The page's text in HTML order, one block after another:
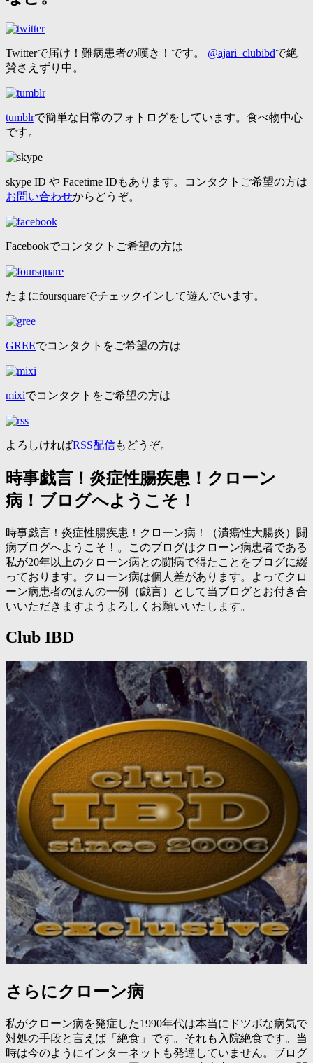
Twitterで届け！難病患者の嘆き！です。 @ajari_clubibdで絶
賛さえずり中。
tumblrで簡単な日常のフォトログをしています。食べ物中心
です。
skype ID や Facetime IDもあります。コンタクトご希望の方は
お問い合わせからどうぞ。
Facebookでコンタクトご希望の方は
たまにfoursquareでチェックインして遊んでいます。
GREEでコンタクトをご希望の方は
mixiでコンタクトをご希望の方は
よろしければRSS配信もどうぞ。
時事戯言！炎症性腸疾患！クローン
病！ブログへようこそ！
時事戯言！炎症性腸疾患！クローン病！（潰瘍性大腸炎）闘
病ブログへようこそ！。このブログはクローン病患者である
私が20年以上のクローン病との闘病で得たことをブログに綴
っております。クローン病は個人差があります。よってクロ
ーン病患者のほんの一例（戯言）として当ブログとお付き合
いいただきますようよろしくお願いいたします。
Club IBD
さらにクローン病
私がクローン病を発症した1990年代は本当にドツボな病気で
対処の手段と言えば「絶食」です。それも入院絶食です。当
時は今のようにインターネットも発達していません。ブログ